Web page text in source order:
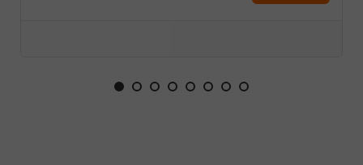
oceľ, vodeodolný polyester, tvrdené sklo